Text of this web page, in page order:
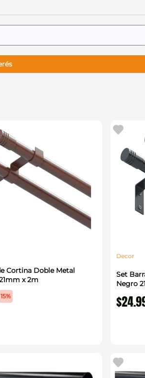
Cortina Doble Metal
x 2m
15%
Decor
Set
Negro
$24.